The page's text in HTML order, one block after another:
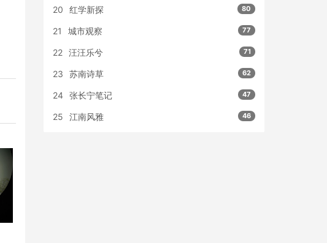
20 红学新探 80
21 城市观察 77
22 汪汪乐兮 71
23 苏南诗草 62
24 张长宁笔记 47
25 江南风雅 46